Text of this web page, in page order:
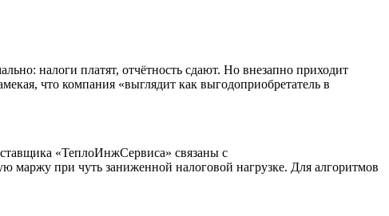
налоги платят, отчётность сдают. Но внезапно приходит
что компания «выглядит как выгодоприобретатель в
«ТеплоИнжСервиса» связаны с
при чуть заниженной налоговой нагрузке. Для алгоритмов